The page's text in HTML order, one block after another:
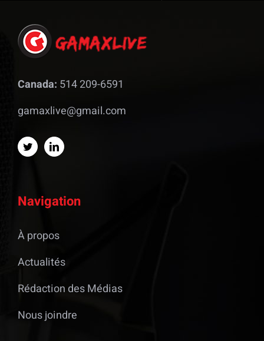
Canada: 514 209-6591
gamaxlive@gmail.com
Navigation
À propos
Actualités
Rédaction des Médias
Nous joindre